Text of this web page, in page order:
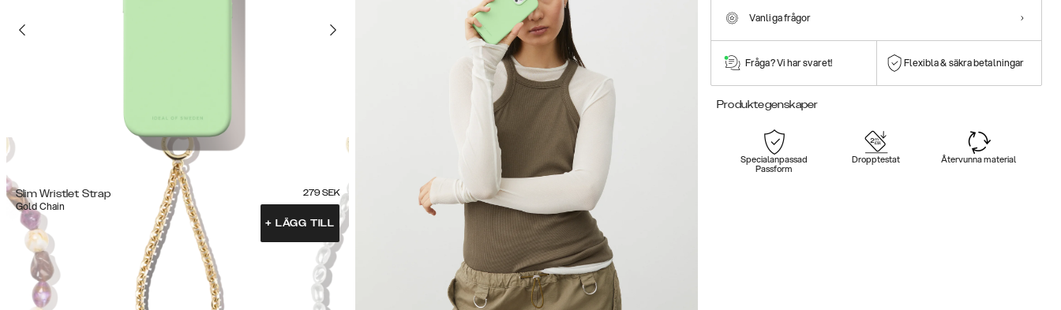
Slim Wristlet Strap
Gold Chain
279 SEK
+ LÄGG TILL
Vanliga frågor
Fråga? Vi har svaret! Flexibla & säkra betalningar
Produktegenskaper
Specialanpassad
Passform
Dropptestat Återvunna material